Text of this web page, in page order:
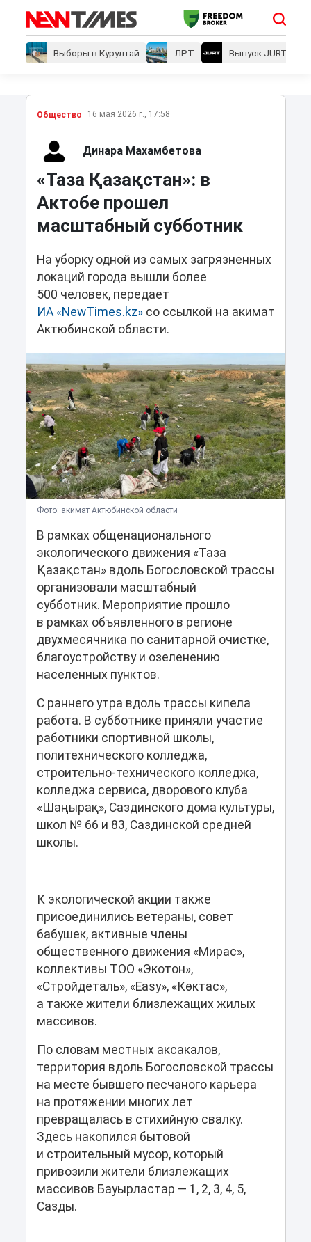
Выборы в Курултай ЛРТ Выпуск JURT
Общество 16 мая 2026 г., 17:58
Динара Махамбетова
«Таза Қазақстан»: в
Актобе прошел
масштабный субботник
На уборку одной из самых загрязненных
локаций города вышли более
500 человек, передает
ИА «NewTimes.kz»со ссылкой на акимат
Актюбинской области.
Фото: акимат Актюбинской области
В рамках общенационального
экологического движения «Таза
Қазақстан» вдоль Богословской трассы
организовали масштабный
субботник. Мероприятие прошло
в рамках объявленного в регионе
двухмесячника по санитарной очистке,
благоустройству и озеленению
населенных пунктов.
С раннего утра вдоль трассы кипела
работа. В субботнике приняли участие
работники спортивной школы,
политехнического колледжа,
строительно-технического колледжа,
колледжа сервиса, дворового клуба
«Шаңырақ», Саздинского дома культуры,
школ № 66 и 83, Саздинской средней
школы.
К экологической акции также
присоединились ветераны, совет
бабушек, активные члены
общественного движения «Мирас»,
коллективы ТОО «Экотон»,
«Стройдеталь», «Easy», «Көктас»,
а также жители близлежащих жилых
массивов.
По словам местных аксакалов,
территория вдоль Богословской трассы
на месте бывшего песчаного карьера
на протяжении многих лет
превращалась в стихийную свалку.
Здесь накопился бытовой
и строительный мусор, который
привозили жители близлежащих
массивов Бауырластар — 1, 2, 3, 4, 5,
Сазды.